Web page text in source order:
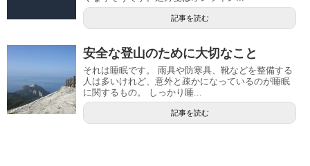
記事を読む
安全な登山のために大切なこと
それは睡眠です。 雨具や防寒具、靴などを整備する
人は多いけれど、意外と疎かになっているのが睡眠
に関するもの。 しっかり睡...
記事を読む